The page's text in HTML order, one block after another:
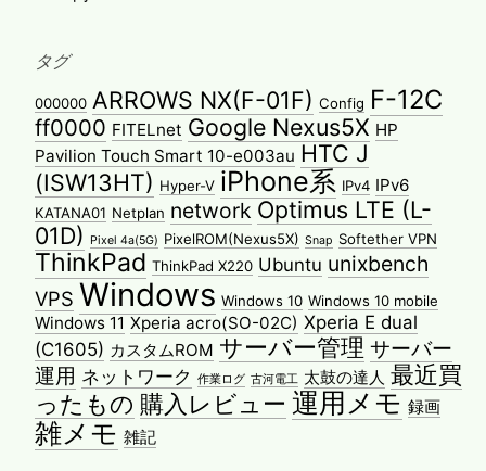
タグ
000000 ARROWS NX(F-01F) Config F-12C
ff0000 FITELnet Google Nexus5X HP
Pavilion Touch Smart 10-e003au HTC J
(ISW13HT) Hyper-V iPhone系 IPv4 IPv6
KATANA01 Netplan network Optimus LTE (L-
01D)
Pixel 4a(5G) PixelROM(Nexus5X) Snap Softether VPN
ThinkPad ThinkPad X220 Ubuntu unixbench
VPS Windows Windows 10 Windows 10 mobile
Windows 11 Xperia acro(SO-02C) Xperia E dual
(C1605) カスタムROM サーバー管理 サーバー
運用 ネットワーク 作業ログ 古河電工 太鼓の達人 最近買
ったもの 購入レビュー 運用メモ 録画
雑メモ 雑記